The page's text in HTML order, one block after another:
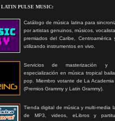
LATIN PULSE MUSIC:
Catálogo de música latina para
por artistas genuinos, músicos,
premiados del Caribe, Centroamérica
utilizando instrumentos en vivo.
Servicios de masterización y
especialización en música tropical
pop. Miembro votante de La
(Premios Grammy y Latin Grammy).
Tienda digital de música y multi-media
de MP3, videos, eLibros y